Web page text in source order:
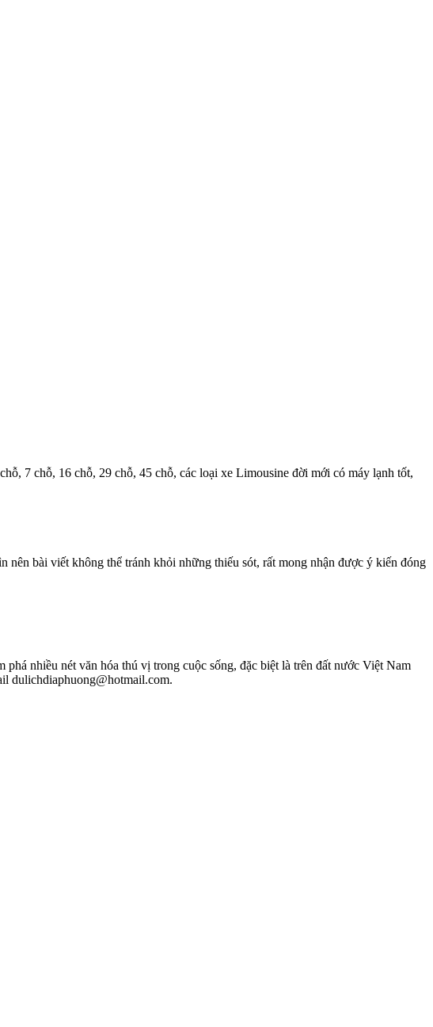
7 chỗ, 16 chỗ, 29 chỗ, 45 chỗ, các loại xe Limousine đời mới có máy lạnh tốt,
bài viết không thể tránh khỏi những thiếu sót, rất mong nhận được ý kiến đóng
nhiều nét văn hóa thú vị trong cuộc sống, đặc biệt là trên đất nước Việt Nam
dulichdiaphuong@hotmail.com.